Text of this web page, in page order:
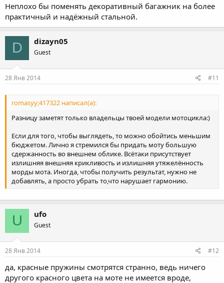
Неплохо бы поменять декоративный багажник на более
практичный и надёжный стальной.
D dizayn05
Guest
28 Янв 2014 #11
romasyy;417322 написал(а):
Разницу заметят только владельцы твоей модели мотоцикла:)
Если для того, чтобы выглядеть, то можно обойтись меньшим
бюджетом. Лично я стремился бы придать моту большую
сдержанность во внешнем облике. Всётаки присутствует
излишняя внешняя крикливость и излишняя утяжелённость
морды мота. Иногда, чтобы получить результат, нужно не
добавлять, а просто убрать то,что нарушает гармонию.
U ufo
Guest
28 Янв 2014 #12
да, красные пружины смотрятся странно, ведь ничего
другого красного цвета на моте не имеется вроде,